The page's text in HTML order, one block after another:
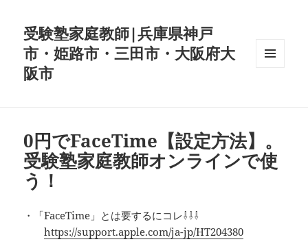
受験塾家庭教師|兵庫県神戸
市・姫路市・三田市・大阪府大
阪市
0円でFaceTime【設定方法】。
受験塾家庭教師オンラインで使
う！
・「FaceTime」とは要するにコレ⇩⇩⇩
https://support.apple.com/ja-jp/HT204380